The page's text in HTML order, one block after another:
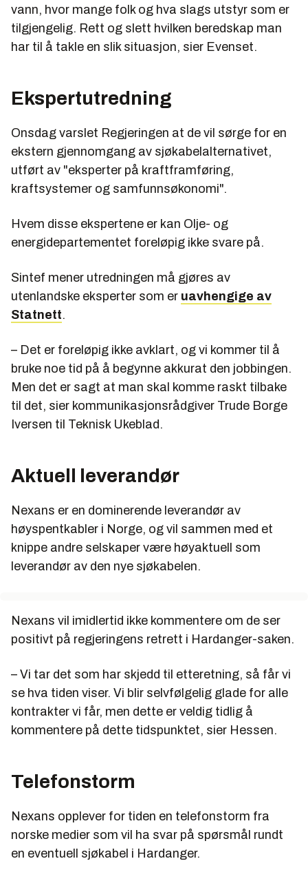
vann, hvor mange folk og hva slags utstyr som er
tilgjengelig. Rett og slett hvilken beredskap man
har til å takle en slik situasjon, sier Evenset.
Ekspertutredning
Onsdag varslet Regjeringen at de vil sørge for en
ekstern gjennomgang av sjøkabelalternativet,
utført av "eksperter på kraftframføring,
kraftsystemer og samfunnsøkonomi".
Hvem disse ekspertene er kan Olje- og
energidepartementet foreløpig ikke svare på.
Sintef mener utredningen må gjøres av
utenlandske eksperter som er uavhengige av
Statnett.
– Det er foreløpig ikke avklart, og vi kommer til å
bruke noe tid på å begynne akkurat den jobbingen.
Men det er sagt at man skal komme raskt tilbake
til det, sier kommunikasjonsrådgiver Trude Borge
Iversen til Teknisk Ukeblad.
Aktuell leverandør
Nexans er en dominerende leverandør av
høyspentkabler i Norge, og vil sammen med et
knippe andre selskaper være høyaktuell som
leverandør av den nye sjøkabelen.
Nexans vil imidlertid ikke kommentere om de ser
positivt på regjeringens retrett i Hardanger-saken.
– Vi tar det som har skjedd til etteretning, så får vi
se hva tiden viser. Vi blir selvfølgelig glade for alle
kontrakter vi får, men dette er veldig tidlig å
kommentere på dette tidspunktet, sier Hessen.
Telefonstorm
Nexans opplever for tiden en telefonstorm fra
norske medier som vil ha svar på spørsmål rundt
en eventuell sjøkabel i Hardanger.